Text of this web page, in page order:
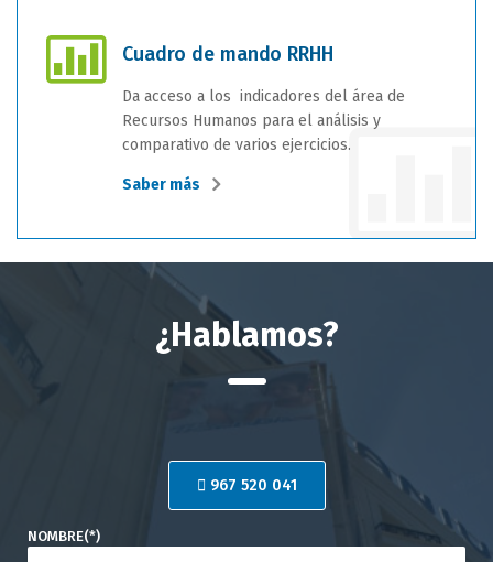
Cuadro de mando RRHH
Da acceso a los indicadores del área de
Recursos Humanos para el análisis y
comparativo de varios ejercicios.
Saber más
¿Hablamos?
967 520 041
NOMBRE(*)